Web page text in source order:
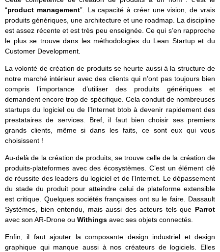
“product management”. La capacité à créer une vision, de vrais
produits génériques, une architecture et une roadmap. La discipline
est assez récente et est très peu enseignée. Ce qui s’en rapproche
le plus se trouve dans les méthodologies du Lean Startup et du
Customer Development.
La volonté de création de produits se heurte aussi à la structure de
notre marché intérieur avec des clients qui n’ont pas toujours bien
compris l’importance d’utiliser des produits génériques et
demandent encore trop de spécifique. Cela conduit de nombreuses
startups du logiciel ou de l’Internet btob à devenir rapidement des
prestataires de services. Bref, il faut bien choisir ses premiers
grands clients, même si dans les faits, ce sont eux qui vous
choisissent !
Au-delà de la création de produits, se trouve celle de la création de
produits-plateformes avec des écosystèmes. C’est un élément clé
de réussite des leaders du logiciel et de l’Internet. Le dépassement
du stade du produit pour atteindre celui de plateforme extensible
est critique. Quelques sociétés françaises ont su le faire. Dassault
Systèmes, bien entendu, mais aussi des acteurs tels que Parrot
avec son AR-Drone ou Withings avec ses objets connectés.
Enfin, il faut ajouter la composante design industriel et design
graphique qui manque aussi à nos créateurs de logiciels. Elles